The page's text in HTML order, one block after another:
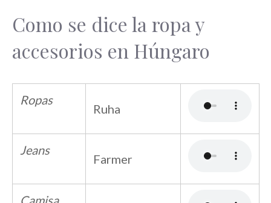
Como se dice la ropa y
accesorios en Húngaro
Ropas
Ruha
Jeans
Farmer
Camisa